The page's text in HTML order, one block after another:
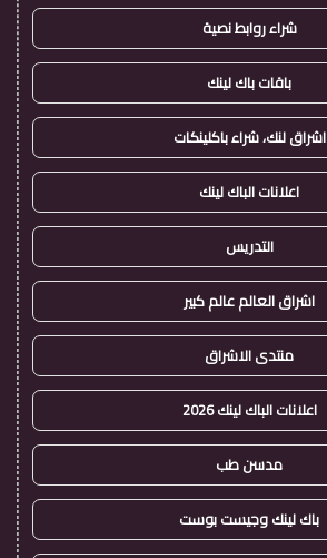
شراء روابط نصية
باقات باك لينك
اشراق لنك، شراء باكلينكات
اعلانات الباك لينك
التدريس
اشراق العالم عالم كبير
منتدى الاشراق
اعلانات الباك لينك 2026
مدسن طب
باك لينك وجيست بوست